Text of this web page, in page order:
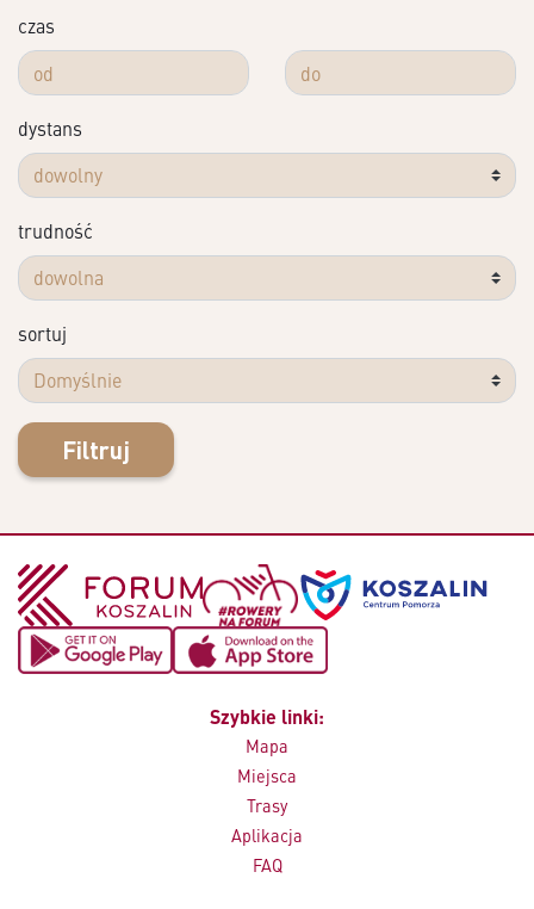
czas
dystans
trudność
sortuj
Filtruj
Szybkie linki:
Mapa
Miejsca
Trasy
Aplikacja
FAQ